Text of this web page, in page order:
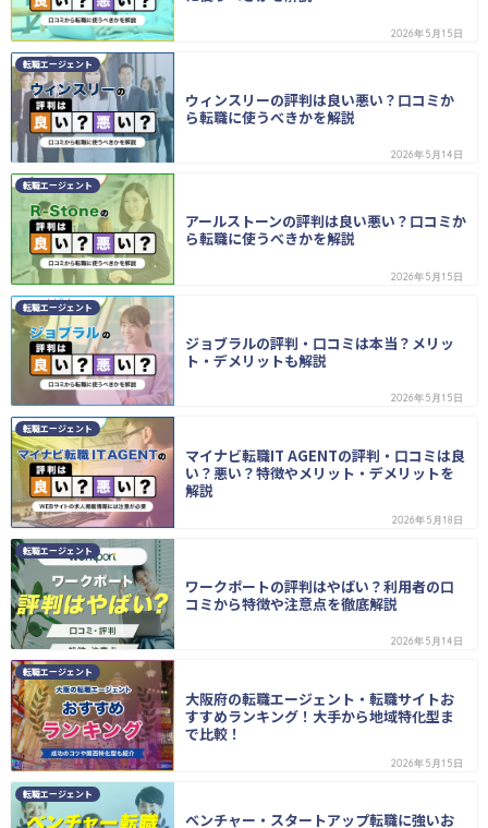
2026年5月15日
転職エージェント
ウィンスリーの評判は良い悪い？口コミか
ら転職に使うべきかを解説
2026年5月14日
転職エージェント
アールストーンの評判は良い悪い？口コミか
ら転職に使うべきかを解説
2026年5月15日
転職エージェント
ジョブラルの評判・口コミは本当？メリッ
ト・デメリットも解説
2026年5月15日
転職エージェント
マイナビ転職IT AGENTの評判・口コミは良
い？悪い？特徴やメリット・デメリットを
解説
2026年5月18日
転職エージェント
ワークポートの評判はやばい？利用者の口
コミから特徴や注意点を徹底解説
2026年5月14日
転職エージェント
大阪府の転職エージェント・転職サイトお
すすめランキング！大手から地域特化型ま
で比較！
2026年5月15日
転職エージェント
ベンチャー・スタートアップ転職に強いお